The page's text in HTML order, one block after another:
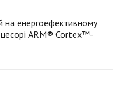
на енергоефективному
ARM® Cortex™-